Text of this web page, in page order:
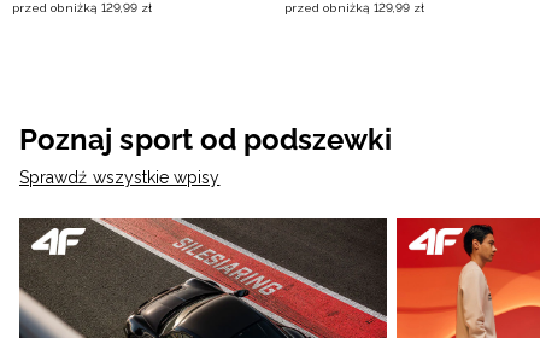
przed obniżką 129,99 zł
przed obniżką 129,99 zł
Poznaj sport od podszewki
Sprawdź wszystkie wpisy